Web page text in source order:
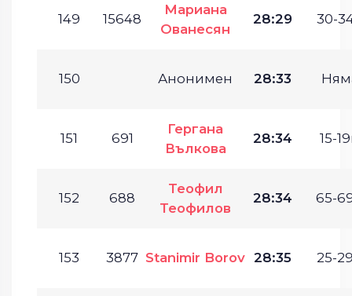
149 15648
Мариана
Ованесян
28:29 30-
150 Анонимен 28:33
151 691
Гергана
Вълкова
28:34 15-
152 688
Теофил
Теофилов
28:34 65-
153 3877 Stanimir Borov 28:35 25-